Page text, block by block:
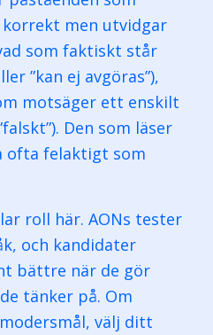
men utvidgar
som faktiskt står
”kan ej avgöras”),
motsäger ett enskilt
Den som läser
ofta felaktigt som
roll här. AONs tester
och kandidater
bättre när de gör
tänker på. Om
välj ditt